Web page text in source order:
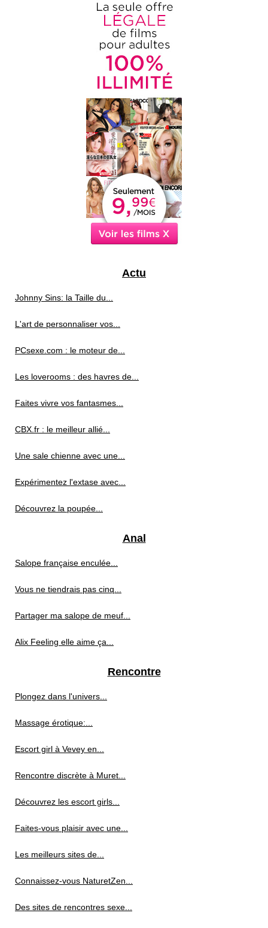
Actu
Johnny Sins: la Taille du...
L'art de personnaliser vos...
PCsexe.com : le moteur de...
Les loverooms : des havres de...
Faites vivre vos fantasmes...
CBX.fr : le meilleur allié...
Une sale chienne avec une...
Expérimentez l'extase avec...
Découvrez la poupée...
Anal
Salope française enculée...
Vous ne tiendrais pas cinq...
Partager ma salope de meuf...
Alix Feeling elle aime ça...
Rencontre
Plongez dans l'univers...
Massage érotique:...
Escort girl à Vevey en...
Rencontre discrète à Muret...
Découvrez les escort girls...
Faites-vous plaisir avec une...
Les meilleurs sites de...
Connaissez-vous NaturetZen...
Des sites de rencontres sexe...